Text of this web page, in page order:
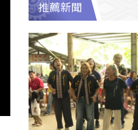
推薦新聞